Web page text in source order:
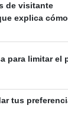
de visitante
explica
para limitar el
tus